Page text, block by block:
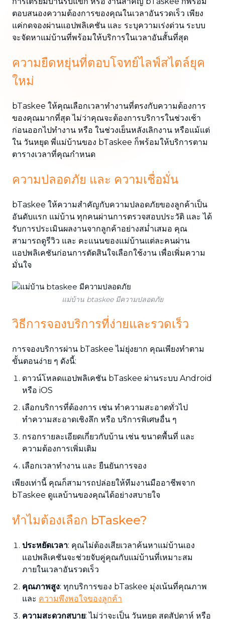
ตอบสนองความต้องการของคุณในเวลาอันรวดเร็ว เพียง
แค่กดจองผ่านแอปพลิเคชัน และ ระบุความเร่งด่วน ระบบ
จะจัดหาแม่บ้านที่พร้อมให้บริการในเวลาอันสั้นที่สุด
ความยืดหยุ่นที่ตอบโจทย์ไลฟ์สไตล์ยุค
ใหม่
bTaskee ให้คุณเลือกเวลาทำงานที่ตรงกับความต้องการ
ของคุณมากที่สุด ไม่ว่าคุณจะต้องการบริการในช่วงเช้า
ก่อนออกไปทำงาน หรือ ในช่วงเย็นหลังเลิกงาน หรือแม้แต่
ใน วันหยุด พี่แม่บ้านของ bTaskee ก็พร้อมให้บริการตาม
ตารางเวลาที่คุณกำหนด
ความปลอดภัย และ ความเชื่อมั่น
bTaskee ให้ความสำคัญกับความปลอดภัยของลูกค้าเป็น
อันดับแรก แม่บ้าน ทุกคนผ่านการตรวจสอบประวัติ และ ได้
รับการประเมินผลงานจากลูกค้าอย่างสม่ำเสมอ คุณ
สามารถดูรีวิว และ คะแนนของแม่บ้านแต่ละคนผ่าน
แอปพลิเคชันก่อนการตัดสินใจเลือกใช้งาน เพื่อเพิ่มความ
มั่นใจ
แม่บ้าน btaskee มีความปลอดภัย
วิธีการจองบริการที่ง่ายและรวดเร็ว
การจองบริการผ่าน bTaskee ไม่ยุ่งยาก คุณเพียงทำตาม
ขั้นตอนง่าย ๆ ดังนี้:
ดาวน์โหลดแอปพลิเคชัน bTaskee ผ่านระบบ Android
หรือ iOS
เลือกบริการที่ต้องการ เช่น ทำความสะอาดทั่วไป
ทำความสะอาดเชิงลึก หรือ บริการพิเศษอื่น ๆ
กรอกรายละเอียดเกี่ยวกับบ้าน เช่น ขนาดพื้นที่ และ
ความต้องการเพิ่มเติม
เลือกเวลาทำงาน และ ยืนยันการจอง
เพียงเท่านี้ คุณก็สามารถปล่อยให้ทีมงานมืออาชีพจาก
bTaskee ดูแลบ้านของคุณได้อย่างสบายใจ
ทำไมต้องเลือก bTaskee?
ประหยัดเวลา: คุณไม่ต้องเสียเวลาค้นหาแม่บ้านเอง
แอปพลิเคชันจะช่วยจับคู่คุณกับแม่บ้านที่เหมาะสม
ภายในเวลาอันรวดเร็ว
คุณภาพสูง: ทุกบริการของ bTaskee มุ่งเน้นที่คุณภาพ
และ ความพึงพอใจของลูกค้า
ความสะดวกสบาย: ไม่ว่าจะเป็น วันหยุด สุดสัปดาห์ หรือ